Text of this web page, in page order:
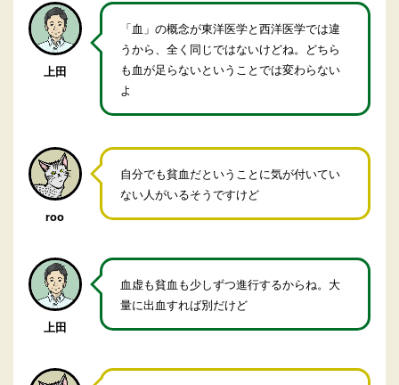
上田
「血」の概念が東洋医学と西洋医学では違
うから、全く同じではないけどね。どちら
も血が足らないということでは変わらない
よ
roo
自分でも貧血だということに気が付いてい
ない人がいるそうですけど
上田
血虚も貧血も少しずつ進行するからね。大
量に出血すれば別だけど